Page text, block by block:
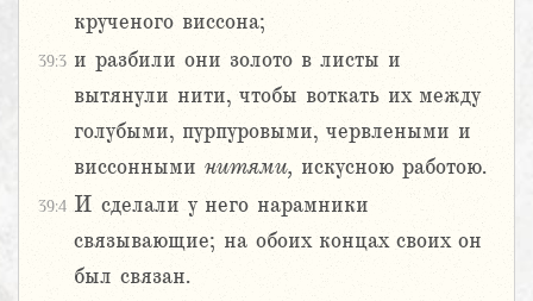
крученого виссона;
39:3 и разбили они золото в листы и
вытянули нити, чтобы воткать их между
голубыми, пурпуровыми, червлеными и
виссонными нитями, искусною работою.
39:4 И сделали у него нарамники
связывающие; на обоих концах своих он
был связан.